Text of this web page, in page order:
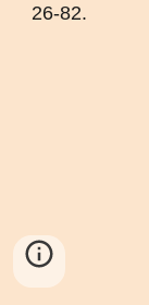
26-82.